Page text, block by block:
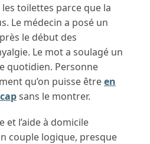
toilettes parce que la
Le médecin a posé un
le début des
Le mot a soulagé un
quotidien. Personne
qu’on puisse êtreen
sans le montrer.
et l’aide à domicile
couple logique, presque